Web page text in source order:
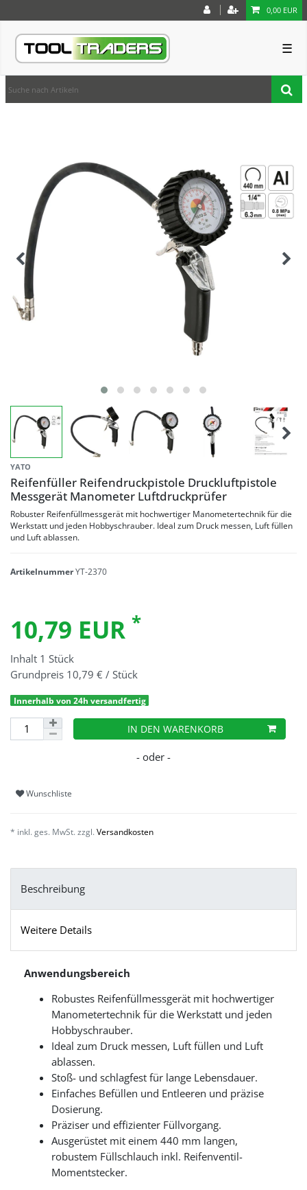
0,00 EUR
☰
YATO
Reifenfüller Reifendruckpistole Druckluftpistole
Messgerät Manometer Luftdruckprüfer
Robuster Reifenfüllmessgerät mit hochwertiger Manometertechnik für die
Werkstatt und jeden Hobbyschrauber. Ideal zum Druck messen, Luft füllen
und Luft ablassen.
ArtikelnummerYT-2370
10,79 EUR *
Inhalt 1 Stück
Grundpreis 10,79 € / Stück
Innerhalb von 24h versandfertig
IN DEN WARENKORB
Wunschliste
* inkl. ges. MwSt. zzgl. Versandkosten
Beschreibung
Weitere Details
Anwendungsbereich
Robustes Reifenfüllmessgerät mit hochwertiger
Manometertechnik für die Werkstatt und jeden
Hobbyschrauber.
Ideal zum Druck messen, Luft füllen und Luft
ablassen.
Stoß- und schlagfest für lange Lebensdauer.
Einfaches Befüllen und Entleeren und präzise
Dosierung.
Präziser und effizienter Füllvorgang.
Ausgerüstet mit einem 440 mm langen,
robustem Füllschlauch inkl. Reifenventil-
Momentstecker.